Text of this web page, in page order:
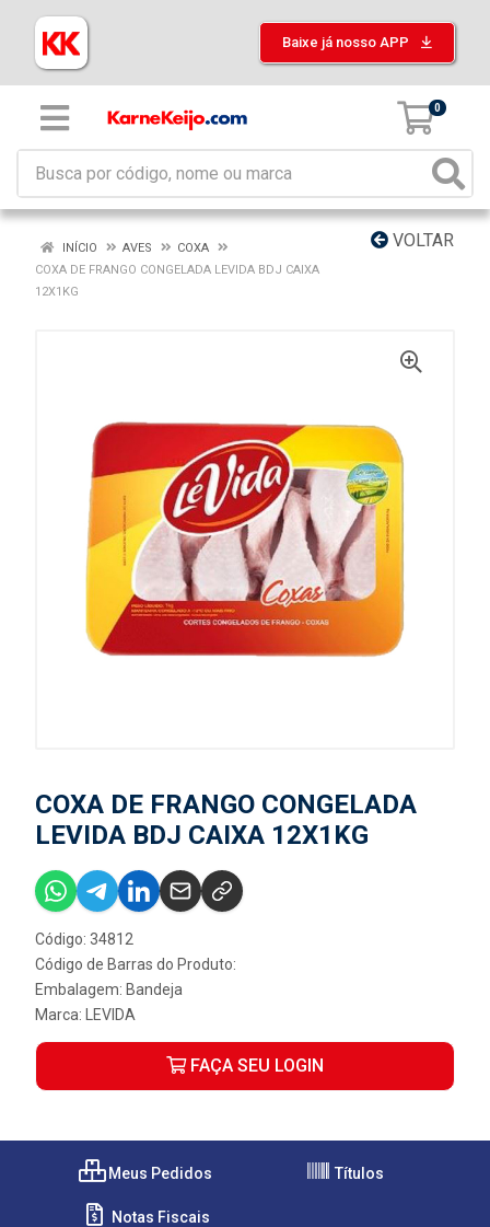
Baixe já nosso APP
0
VOLTAR
INÍCIO AVES
COXA
COXA DE FRANGO CONGELADA LEVIDA BDJ CAIXA
12X1KG
COXA DE FRANGO CONGELADA
LEVIDA BDJ CAIXA 12X1KG
Código: 34812
Código de Barras do Produto:
Embalagem: Bandeja
Marca:
LEVIDA
FAÇA SEU LOGIN
Meus Pedidos Títulos
Notas Fiscais